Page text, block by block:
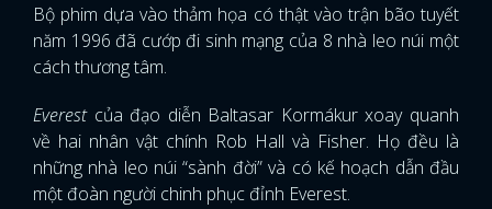
Bộ phim dựa vào thảm họa có thật vào trận bão tuyết
năm 1996 đã cướp đi sinh mạng của 8 nhà leo núi một
cách thương tâm.
Everest của đạo diễn Baltasar Kormákur xoay quanh
về hai nhân vật chính Rob Hall và Fisher. Họ đều là
những nhà leo núi “sành đời” và có kế hoạch dẫn đầu
một đoàn người chinh phục đỉnh Everest.